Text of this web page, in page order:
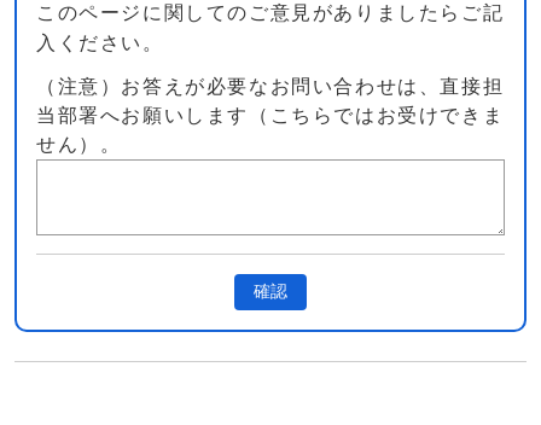
このページに関してのご意見がありましたらご記
入ください。
（注意）お答えが必要なお問い合わせは、直接担
当部署へお願いします（こちらではお受けできま
せん）。
確認